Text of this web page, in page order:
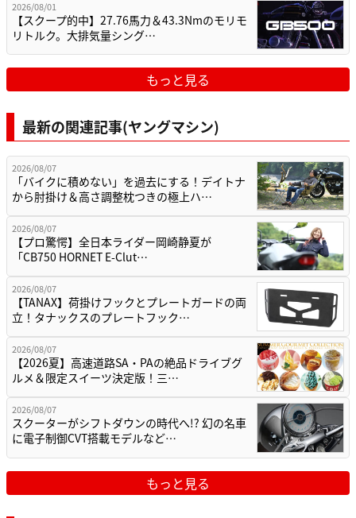
2026/08/01
【スクープ的中】27.76馬力＆43.3Nmのモリモ
リトルク。大排気量シング…
もっと見る
最新の関連記事(ヤングマシン)
2026/08/07
「バイクに積めない」を過去にする！デイトナ
から肘掛け＆高さ調整枕つきの極上ハ…
2026/08/07
【プロ驚愕】全日本ライダー岡崎静夏が
「CB750 HORNET E-Clut…
2026/08/07
【TANAX】荷掛けフックとプレートガードの両
立！タナックスのプレートフック…
2026/08/07
【2026夏】高速道路SA・PAの絶品ドライブグ
ルメ＆限定スイーツ決定版！三…
2026/08/07
スクーターがシフトダウンの時代へ!? 幻の名車
に電子制御CVT搭載モデルなど…
もっと見る